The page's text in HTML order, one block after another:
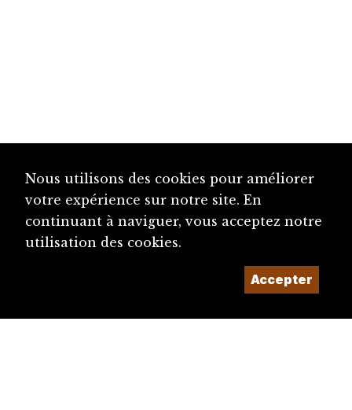
Nous utilisons des cookies pour améliorer
votre expérience sur notre site. En
continuant à naviguer, vous acceptez notre
utilisation des cookies.
Accepter